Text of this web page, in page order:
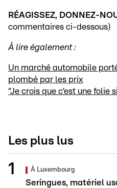
RÉAGISSEZ, DONNEZ-
commentaires ci-dessous)
À lire également :
Un marché automobile
plombé par les prix
“Je crois que c’est une folie
Les plus lus
À Luxembourg
Seringues, matériel